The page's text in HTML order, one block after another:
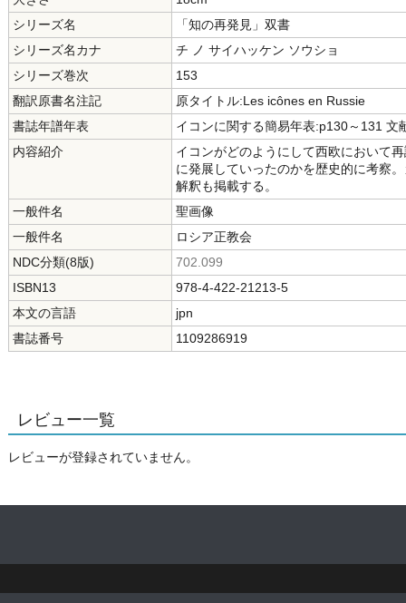
シリーズ名
「知の再発見」双書
シリーズ名カナ
チ ノ サイハッケン ソウショ
シリーズ巻次
153
翻訳原書名注記
原タイトル:Les icônes en Russie
書誌年譜年表
イコンに関する簡易年表:p130～131 文
内容紹介
イコンがどのようにして西欧において
に発展していったのかを歴史的に考察
解釈も掲載する。
一般件名
聖画像
一般件名
ロシア正教会
NDC分類(8版)
702.099
ISBN13
978-4-422-21213-5
本文の言語
jpn
書誌番号
1109286919
レビュー一覧
レビューが登録されていません。